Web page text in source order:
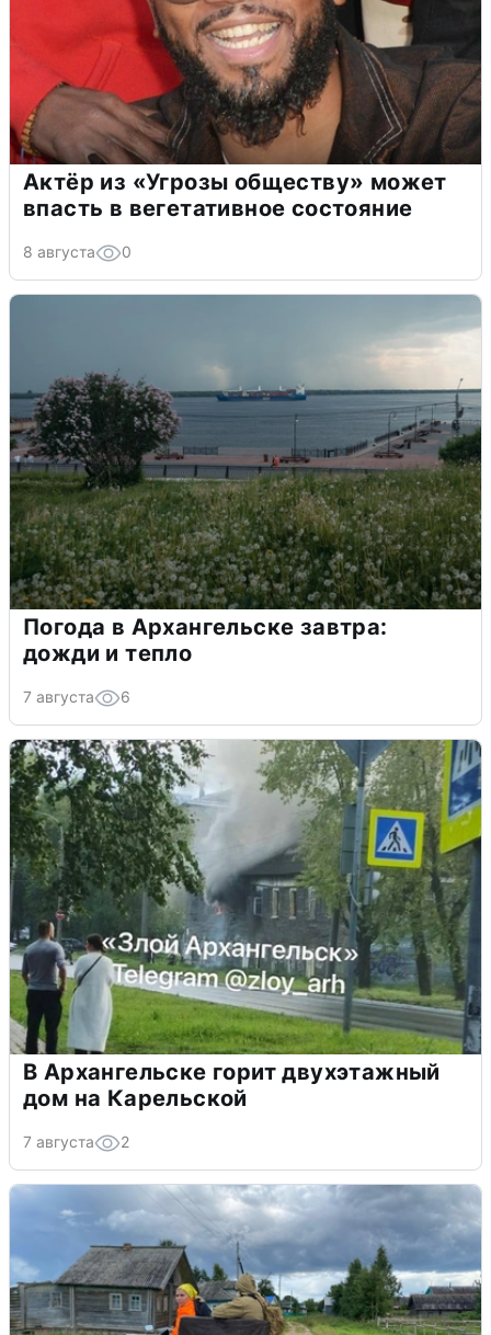
Актёр из «Угрозы обществу» может
впасть в вегетативное состояние
8 августа 0
Погода в Архангельске завтра:
дожди и тепло
7 августа 6
В Архангельске горит двухэтажный
дом на Карельской
7 августа 2